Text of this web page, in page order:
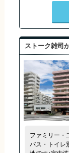
ストーク雑司
ファミリー
バス・トイレ